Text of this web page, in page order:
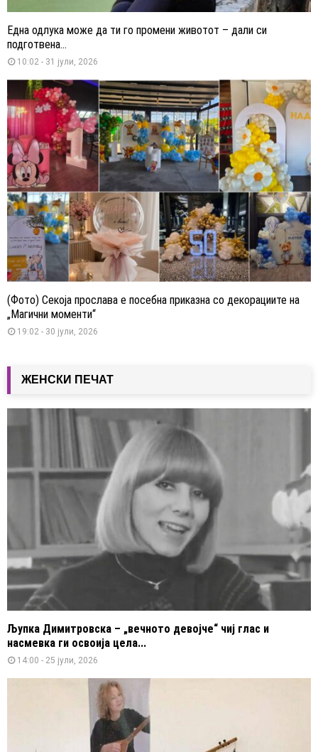
Една одлука може да ти го промени животот – дали си
подготвена...
10:02 - 31 јули, 2026
(Фото) Секоја прослава е посебна приказна со декорациите на
„Магични моменти“
19:02 - 30 јули, 2026
ЖЕНСКИ ПЕЧАТ
Љупка Димитровска – „вечното девојче“ чиј глас и
насмевка ги освоија цела...
14:00 - 25 јули, 2026